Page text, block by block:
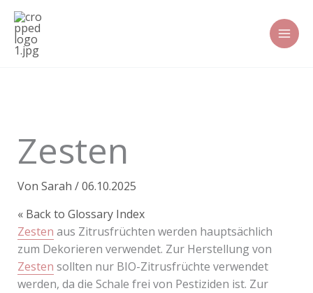
Zum
Inhalt
springen
Zesten
Von Sarah /06.10.2025
« Back to Glossary Index
Zesten aus Zitrusfrüchten werden hauptsächlich
zum Dekorieren verwendet. Zur Herstellung von
Zesten sollten nur BIO-Zitrusfrüchte verwendet
werden, da die Schale frei von Pestiziden ist. Zur